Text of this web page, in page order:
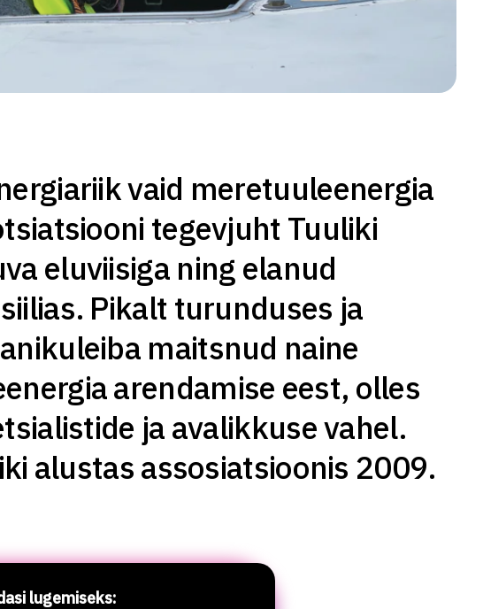
vaid meretuuleenergia
tegevjuht Tuuliki
eluviisiga ning elanud
Pikalt turunduses ja
maitsnud naine
arendamise eest, olles
ja avalikkuse vahel.
alustas assosiatsioonis 2009.
lugemiseks: